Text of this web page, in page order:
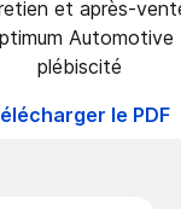
et après-
Automotive
plébiscité
le PDF